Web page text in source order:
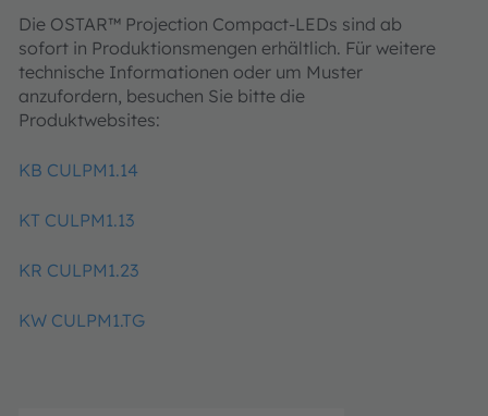
Die OSTAR™ Projection Compact-LEDs sind ab
sofort in Produktionsmengen erhältlich. Für weitere
technische Informationen oder um Muster
anzufordern, besuchen Sie bitte die
Produktwebsites:
KB CULPM1.14
KT CULPM1.13
KR CULPM1.23
KW CULPM1.TG